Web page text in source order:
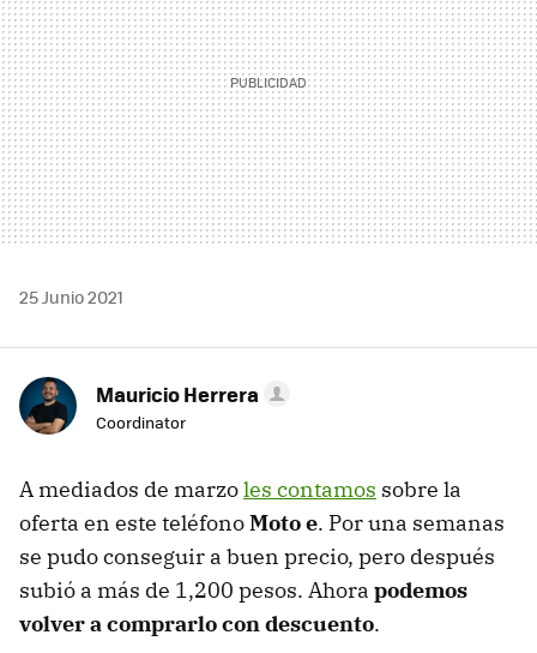
25 Junio 2021
Mauricio Herrera
Coordinator
A mediados de marzoles contamos sobre la
oferta en este teléfonoMoto e. Por una semanas
se pudo conseguir a buen precio, pero después
subió a más de 1,200 pesos. Ahora podemos
volver a comprarlo con descuento.